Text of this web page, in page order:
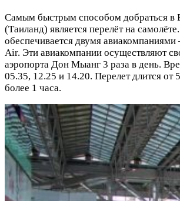
Самым быстрым способом добраться в
(Таиланд) является перелёт на
обеспечивается двумя
Air. Эти авиакомпании осуществляют
аэропорта Дон Мыанг 3 раза в день.
05.35, 12.25 и 14.20. Перелет длится от
более 1 часа.